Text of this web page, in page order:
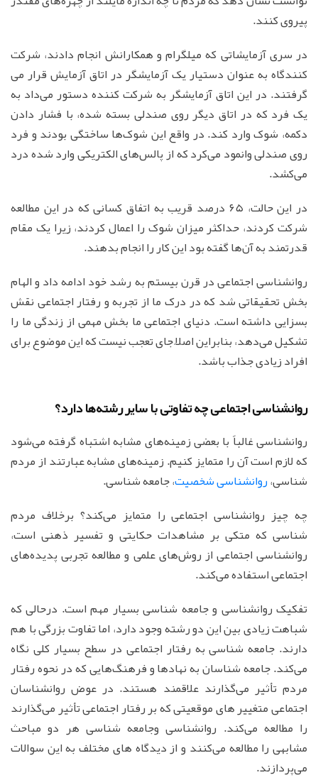
پیروی کنند.
در سری آزمایشاتی که میلگرام و همکارانش انجام دادند، شرکت
کنندگاه به عنوان دستیار یک آزمایشگر در اتاق آزمایش قرار می
گرفتند. در این اتاق آزمایشگر به شرکت کننده دستور می‌داد به
یک فرد که در اتاق دیگر روی صندلی بسته شده، با فشار دادن
دکمه، شوک‌ وارد کند. در واقع این شوک‌ها ساختگی بودند و فرد
روی صندلی وانمود می‌کرد که از پالس‌های الکتریکی وارد شده درد
می‌کشد.
در این حالت، ۶۵ درصد قریب به اتفاق کسانی که در این مطالعه
شرکت کردند، حداکثر میزان شوک را اعمال کردند، زیرا یک مقام
قدرتمند به آن‌ها گفته بود این کار را انجام بدهند.
روانشناسی اجتماعی در قرن بیستم به رشد خود ادامه داد و الهام
بخش تحقیقاتی شد که در درک ما از تجربه و رفتار اجتماعی نقش
بسزایی داشته است. دنیای اجتماعی ما بخش مهمی از زندگی ما را
تشکیل می‌دهد، بنابراین اصلاً جای تعجب نیست که این موضوع برای
افراد زیادی جذاب باشد.
روانشناسی اجتماعی چه تفاوتی با سایر رشته‌ها دارد؟
روانشناسی غالباً با بعضی زمینه‌های مشابه اشتباه گرفته می‌شود
که لازم است آن را متمایز کنیم. زمینه‌های مشابه عبارتند از مردم
شناسی،روانشناسی شخصیت، جامعه شناسی.
چه چیز روانشناسی اجتماعی را متمایز می‌کند؟ برخلاف مردم
شناسی که متکی بر مشاهدات حکایتی و تفسیر ذهنی است،
روانشناسی اجتماعی از روش‌های علمی و مطالعه تجربی پدیده‌های
اجتماعی استفاده می‌کند.
تفکیک روانشناسی و جامعه شناسی بسیار مهم است. درحالی که
شباهت زیادی بین این دو رشته وجود دارد، اما تفاوت بزرگی با هم
دارند. جامعه شناسی به رفتار اجتماعی در سطح بسیار کلی نگاه
می‌کند. جامعه شناسان به نهادها و فرهنگ‌هایی که در نحوه رفتار
مردم تأثیر می‌گذارند علاقمند هستند. در عوض روانشناسان
اجتماعی متغییر های موقعیتی که بر رفتار اجتماعی تأثیر می‌گذارند
را مطالعه می‌کند. روانشناسی و‌جامعه شناسی هر دو مباحث
مشابهی را مطالعه می‌کنند و از دیدگاه های مختلف به این سوالات
می‌پردازند.